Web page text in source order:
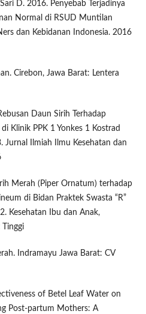
D. 2016. Penyebab Terjadinya
Normal di RSUD Muntilan
dan Kebidanan Indonesia. 2016
Cirebon, Jawa Barat: Lentera
Daun Sirih Terhadap
Klinik PPK 1 Yonkes 1 Kostrad
Jurnal Ilmiah Ilmu Kesehatan dan
Merah (Piper Ornatum) terhadap
di Bidan Praktek Swasta “R”
Kesehatan Ibu dan Anak,
Indramayu Jawa Barat: CV
of Betel Leaf Water on
Post-partum Mothers: A